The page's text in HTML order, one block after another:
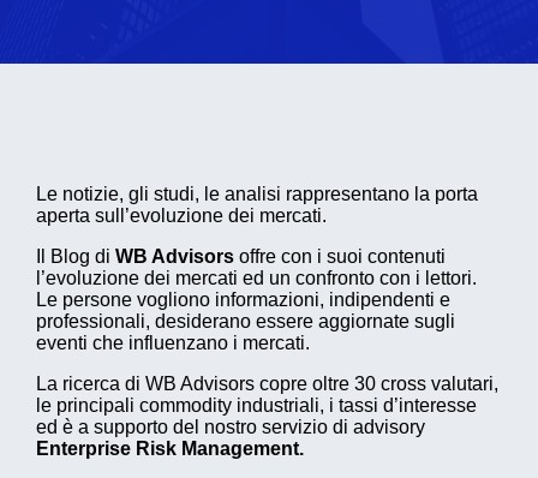
Le notizie, gli studi, le analisi rappresentano la porta
aperta sull’evoluzione dei mercati.
Il Blog di WB Advisors offre con i suoi contenuti
l’evoluzione dei mercati ed un confronto con i lettori.
Le persone vogliono informazioni, indipendenti e
professionali, desiderano essere aggiornate sugli
eventi che influenzano i mercati.
La ricerca di WB Advisors copre oltre 30 cross valutari,
le principali commodity industriali, i tassi d’interesse
ed è a supporto del nostro servizio di advisory
Enterprise Risk Management.